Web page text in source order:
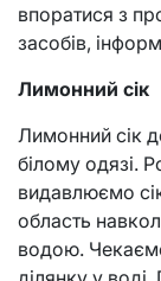
впоратися з
засобів,
Лимонний сік
Лимонний сік
білому одязі.
видавлюємо
область
водою.